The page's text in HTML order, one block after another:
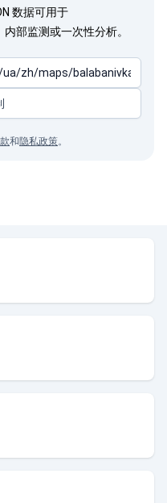
数据可用于
部监测或一次性分析。
和隐私政策。